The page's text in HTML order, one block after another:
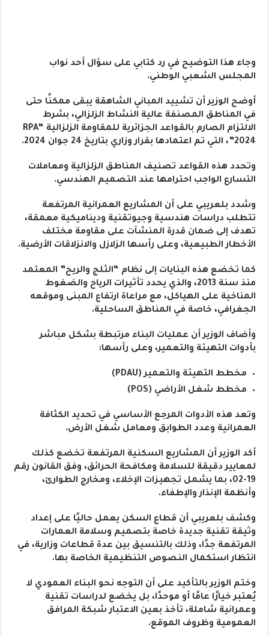
وجاء هذا التوضيح في رد كتابي على سؤال أحد نواب
المجلس الشعبي الوطني.
أوضح الوزير أن تشييد المباني الشاهقة يبقى ممكنًا حتى
في المناطق المصنفة عالية النشاط الزلزالي، بشرط
الالتزام الصارم بالقواعد الجزائرية للمقاومة الزلزالية “RPA
2024”، التي تم اعتمادها بقرار وزاري بتاريخ 24 جوان 2024.
وتحدد هذه القواعد تصنيف المناطق الزلزالية ومعاملات
التسارع الواجب احترامها عند التصميم الهندسي.
وشدد بلعريبي على أن المشاريع العمرانية المرتفعة
تتطلب دراسات هندسية وجيوتقنية وديناميكية معمقة،
تهدف إلى ضمان قدرة المنشآت على مقاومة مختلف
الأخطار الطبيعية، وعلى رأسها الزلازل والانزلاقات الأرضية.
كما تخضع هذه البنايات إلى نظام “الثلج والريح” المعتمد
منذ سنة 2013، والذي يحدد تأثيرات الرياح والضغوط
المناخية على الهياكل، مع مراعاة ارتفاع المبنى وموقعه
الجغرافي، خاصة في المناطق الساحلية.
وأضاف الوزير أن عمليات البناء مرتبطة بشكل مباشر
بأدوات التهيئة والتعمير، وعلى رأسها:
مخطط التهيئة والتعمير (PDAU)
مخطط شغل الأراضي (POS)
وتعد هذه الأدوات المرجع الأساسي في تحديد الكثافة
العمرانية وعدد الطوابق ومعامل شغل الأرض.
أكد الوزير أن المشاريع السكنية المرتفعة تخضع كذلك
لمعايير دقيقة للسلامة ومكافحة الحرائق، وفق القانون رقم
19-02، بما يشمل تجهيزات الإخلاء، ومخارج الطوارئ،
وأنظمة الإنذار والإطفاء.
وكشف بلعريبي أن قطاع السكن يعمل حاليًا على إعداد
وثيقة تقنية جديدة خاصة بتصميم وسلامة العمارات
المرتفعة جدًا، وذلك بالتنسيق بين عدة قطاعات وزارية، في
انتظار استكمال النصوص التنظيمية الخاصة بها.
وختم الوزير بالتأكيد على أن التوجه نحو البناء العمودي لا
يُعتبر خيارًا عامًا أو موحدًا، بل يخضع لدراسات تقنية
وعمرانية شاملة، تأخذ بعين الاعتبار شبكة المرافق
العمومية وظروف الموقع.